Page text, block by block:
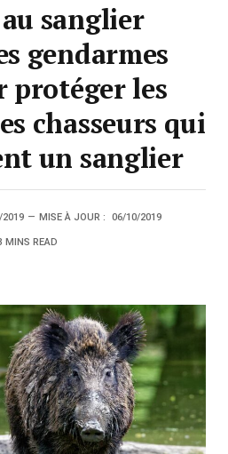
sanglier
gendarmes
protéger les
chasseurs qui
un sanglier
MISE À JOUR : 06/10/2019
MINS READ